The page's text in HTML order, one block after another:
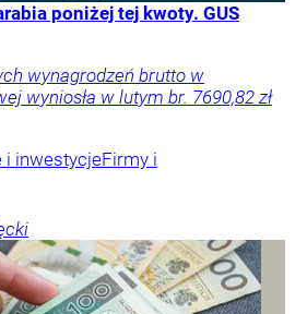
poniżej tej kwoty. GUS
wynagrodzeń brutto w
wyniosła w lutym br. 7690,82 zł
i inwestycjeFirmy i